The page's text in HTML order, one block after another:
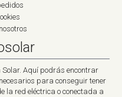
Aquí podrás encontrar
para conseguir tener
la red eléctrica o conectada a